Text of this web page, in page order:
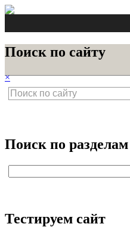
Поиск по сайту
×
Поиск по разделам
Тестируем сайт